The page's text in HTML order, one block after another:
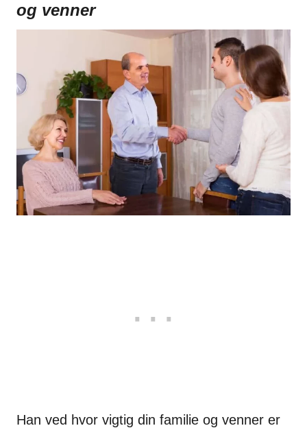
og venner
Han ved hvor vigtig din familie og venner er